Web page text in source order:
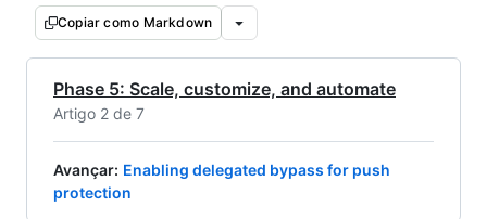
Copiar como Markdown
Phase 5: Scale, customize, and automate
Artigo 2 de 7
Avançar: Enabling delegated bypass for push
protection